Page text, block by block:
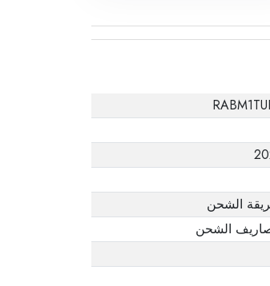
الشحن
الشحن